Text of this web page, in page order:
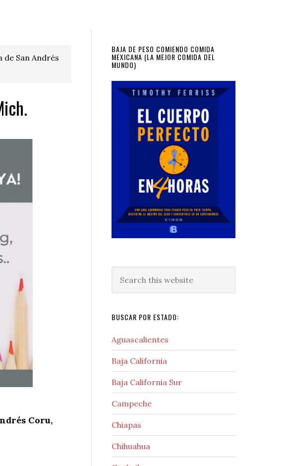
de San Andrés
Coru,
Primary
Sidebar
BAJA DE PESO COMIENDO COMIDA
MEXICANA (LA MEJOR COMIDA DEL
MUNDO)
this
BUSCAR POR ESTADO:
Aguascalientes
Baja California
Baja California Sur
Campeche
Chiapas
Chihuahua